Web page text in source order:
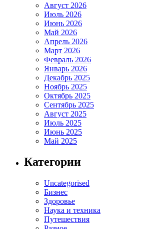
Август 2026
Июль 2026
Июнь 2026
Май 2026
Апрель 2026
Март 2026
Февраль 2026
Январь 2026
Декабрь 2025
Ноябрь 2025
Октябрь 2025
Сентябрь 2025
Август 2025
Июль 2025
Июнь 2025
Май 2025
Категории
Uncategorised
Бизнес
Здоровье
Наука и техника
Путешествия